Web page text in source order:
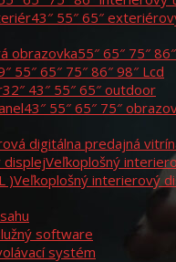
43″ 55″ 65″
obrazovka55″ 65″ 75″
55″ 65″ 75″ 86″ 98″ Lcd
32″ 43″ 55″ 65″ outdoor
43″ 55″ 65″ 75″
digitálna predajná
displejVeľkoplošný
)Veľkoplošný interierový
software
systém